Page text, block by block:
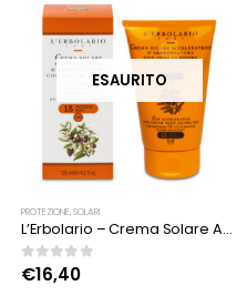
ESAURITO
PROTEZIONE,SOLARI
L’Erbolario – Crema Solare Acceleratrice d’abbronzatura all’Olio di jojoba SPF 15
0Su 5
€16,40